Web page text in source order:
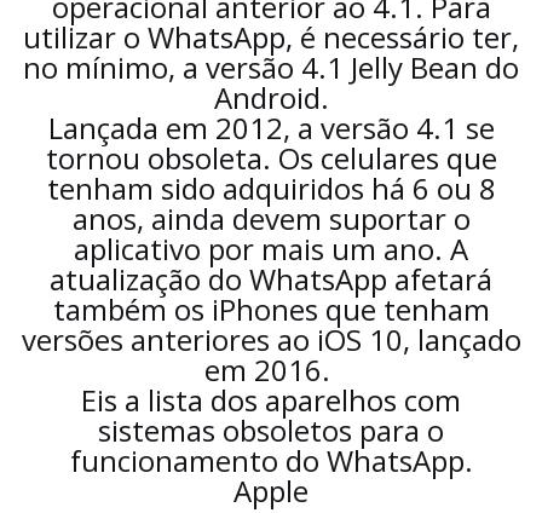
utilizar o WhatsApp, é necessário ter,
no mínimo, a versão 4.1 Jelly Bean do
Android.
Lançada em 2012, a versão 4.1 se
tornou obsoleta. Os celulares que
tenham sido adquiridos há 6 ou 8
anos, ainda devem suportar o
aplicativo por mais um ano. A
atualização do WhatsApp afetará
também os iPhones que tenham
versões anteriores ao iOS 10, lançado
em 2016.
Eis a lista dos aparelhos com
sistemas obsoletos para o
funcionamento do WhatsApp.
Apple